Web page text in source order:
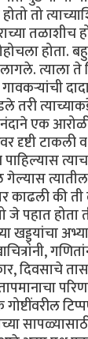
तो
तळाशीच
त्याला ते
तरी
एक
दृष्टी टाकली
काढली की
पहात होता
खड्ड्यांचा
दिवसाचे तास